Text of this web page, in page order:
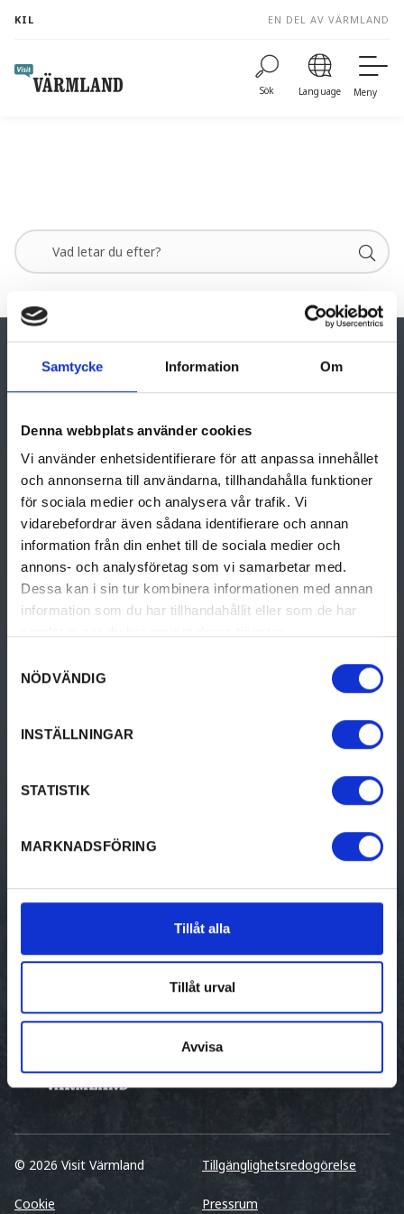
Samtycke Information Om
Denna webbplats använder cookies
Vi använder enhetsidentifierare för att anpassa innehållet
och annonserna till användarna, tillhandahålla funktioner
för sociala medier och analysera vår trafik. Vi
vidarebefordrar även sådana identifierare och annan
information från din enhet till de sociala medier och
annons- och analysföretag som vi samarbetar med.
Dessa kan i sin tur kombinera informationen med annan
information som du har tillhandahållit eller som de har
NÖDVÄNDIG
INSTÄLLNINGAR
STATISTIK
MARKNADSFÖRING
Tillåt alla
Tillåt urval
Avvisa
content
KIL EN DEL AV VÄRMLAND
Sök Language Meny
Aktiviteter
Kultur & historia
Mat & dryck
Boende
Design & shopping
Destinationer i Värmland
Turistinformation
Destination Värmland
Bed & breakfast
Stugor
Vandrarhem
Unika boenden
© 2026 Visit Värmland Tillgänglighetsredogörelse
Cookie Pressrum